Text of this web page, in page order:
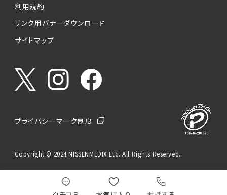
利用規約
リンク用バナーダウンロード
サイトマップ
プライバシーマーク制度
Copyright © 2024 NISSENMEDIX Ltd. All Rights Reserved.